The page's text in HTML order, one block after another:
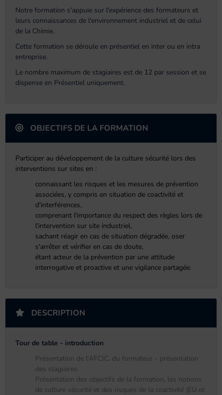
Notre formation s'appuie sur l'expérience des formateurs et
leurs connaissances de l'environnement industriel et de celui
de la Chimie.
Cette formation se déroule en présentiel en inter ou en intra
entreprise.
Le nombre maximum de stagiaires est de 12 par session et se
dispense en Présentiel uniquement.
OBJECTIFS DE LA FORMATION
Participer au développement de la culture sécurité lors des
interventions sur sites en :
connaissant les risques et les mesures de prévention
associées, y compris en situation de coactivité et
d'interférences,
comprenant l'importance du respect des règles lors de
l'intervention sur site industriel,
sachant réagir en cas de situation dégradée, oser
s'arrêter et vérifier en cas de doute,
étant acteur de la prévention par une attitude
interrogative et proactive et une vigilance partagée.
DESCRIPTION
Tour de table - introduction
Présentation de l'AFCIC, du formateur - présentation
des stagiaires.
Présentation des objectifs de la formation, les notions
de culture sécurité et des risques de la coactivité (EU et